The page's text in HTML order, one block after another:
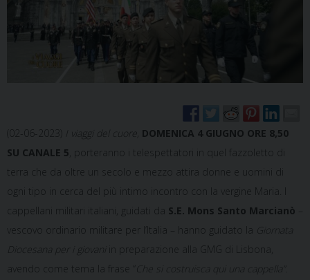
(02-06-2023)
DOMENICA 4 GIUGNO ORE 8,50
SU CANALE 5 , porteranno i telespettatori in quel fazzoletto di
terra che da oltre un secolo e mezzo attira donne e uomini di
ogni tipo in cerca del più intimo incontro con la vergine Maria. I
cappellani militari italiani, guidati da S.E. Mons Santo Marcianò
vescovo ordinario militare per l’Italia – hanno guidato la
Giornata
in preparazione alla GMG di Lisbona,
avendo come tema la frase “